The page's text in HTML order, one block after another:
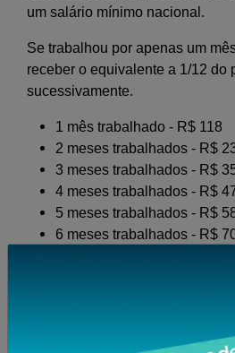
um salário mínimo nacional.
Se trabalhou por apenas um
receber o equivalente a 1/12 do
sucessivamente.
1 mês trabalhado - R$ 118
2 meses trabalhados - R$
3 meses trabalhados - R$
4 meses trabalhados - R$
5 meses trabalhados - R$
6 meses trabalhados - R$
11 meses trabalhados - R$